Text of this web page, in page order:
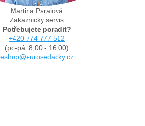
Martina Paraiová
Zákaznický servis
Potřebujete poradit?
+420 774 777 512
(po-pá: 8,00 - 16,00)
eshop@eurosedacky.cz